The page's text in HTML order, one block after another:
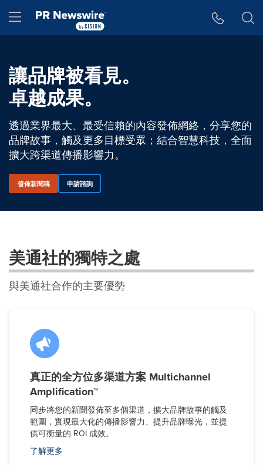
Hamburger menu
讓品牌被看見。
卓越成果。
透過業界最大、最受信賴的內容發佈網絡，分享您的
品牌故事，觸及更多目標受眾；結合智慧科技，全面
擴大跨渠道傳播影響力。
發佈新聞稿 申請諮詢
美通社的獨特之處
與美通社合作的主要優勢
真正的全方位多渠道方案 Multichannel
Amplification™
同步將您的新聞發佈至多個渠道，擴大品牌故事的觸及
範圍，實現最大化的傳播影響力、提升品牌曝光，並提
供可衡量的 ROI 成效。
了解更多